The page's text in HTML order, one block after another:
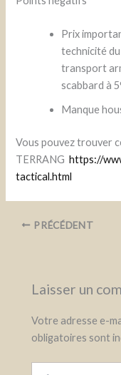
Prix
technicité
transport
scabbard à
Manque
Vous pouvez trouver
TERRANGhttps://
tactical.html
PRÉCÉDENT
Laisser un
Votre adresse e-
obligatoires sont